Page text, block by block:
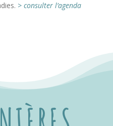
> consulter l’agenda